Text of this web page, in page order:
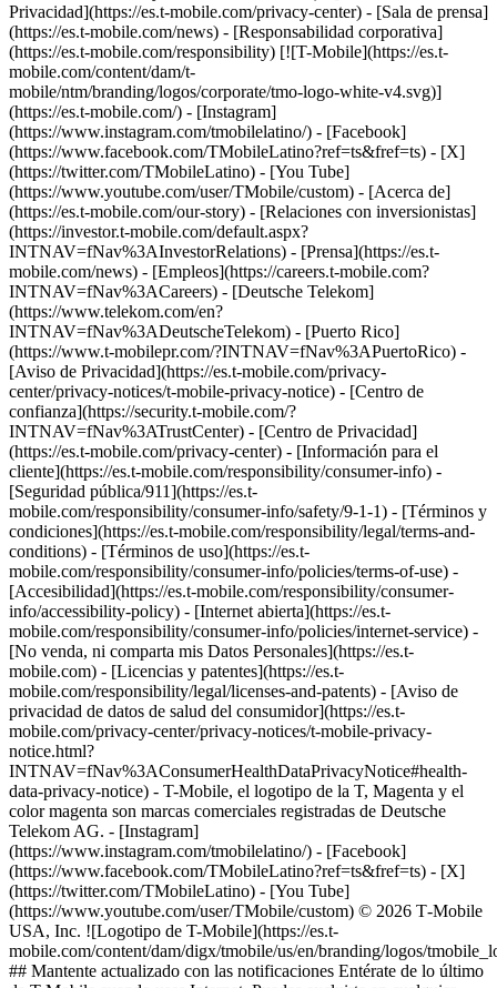
Privacidad](https://es.t-mobile.com/privacy-center) - [Sala de prensa]
(https://es.t-mobile.com/news) - [Responsabilidad corporativa]
(https://es.t-mobile.com/responsibility) [![T-Mobile](https://es.t-
mobile.com/content/dam/t-
mobile/ntm/branding/logos/corporate/tmo-logo-white-v4.svg)]
(https://es.t-mobile.com/) - [Instagram]
(https://www.instagram.com/tmobilelatino/) - [Facebook]
(https://www.facebook.com/TMobileLatino?ref=ts&fref=ts) - [X]
(https://twitter.com/TMobileLatino) - [You Tube]
(https://www.youtube.com/user/TMobile/custom) - [Acerca de]
(https://es.t-mobile.com/our-story) - [Relaciones con inversionistas]
(https://investor.t-mobile.com/default.aspx?
INTNAV=fNav%3AInvestorRelations) - [Prensa](https://es.t-
mobile.com/news) - [Empleos](https://careers.t-mobile.com?
INTNAV=fNav%3ACareers) - [Deutsche Telekom]
(https://www.telekom.com/en?
INTNAV=fNav%3ADeutscheTelekom) - [Puerto Rico]
(https://www.t-mobilepr.com/?INTNAV=fNav%3APuertoRico) -
[Aviso de Privacidad](https://es.t-mobile.com/privacy-
center/privacy-notices/t-mobile-privacy-notice) - [Centro de
confianza](https://security.t-mobile.com/?
INTNAV=fNav%3ATrustCenter) - [Centro de Privacidad]
(https://es.t-mobile.com/privacy-center) - [Información para el
cliente](https://es.t-mobile.com/responsibility/consumer-info) -
[Seguridad pública/911](https://es.t-
mobile.com/responsibility/consumer-info/safety/9-1-1) - [Términos y
condiciones](https://es.t-mobile.com/responsibility/legal/terms-and-
conditions) - [Términos de uso](https://es.t-
mobile.com/responsibility/consumer-info/policies/terms-of-use) -
[Accesibilidad](https://es.t-mobile.com/responsibility/consumer-
info/accessibility-policy) - [Internet abierta](https://es.t-
mobile.com/responsibility/consumer-info/policies/internet-service) -
[No venda, ni comparta mis Datos Personales](https://es.t-
mobile.com) - [Licencias y patentes](https://es.t-
mobile.com/responsibility/legal/licenses-and-patents) - [Aviso de
privacidad de datos de salud del consumidor](https://es.t-
mobile.com/privacy-center/privacy-notices/t-mobile-privacy-
notice.html?
INTNAV=fNav%3AConsumerHealthDataPrivacyNotice#health-
data-privacy-notice) - T-Mobile, el logotipo de la T, Magenta y el
color magenta son marcas comerciales registradas de Deutsche
Telekom AG. - [Instagram]
(https://www.instagram.com/tmobilelatino/) - [Facebook]
(https://www.facebook.com/TMobileLatino?ref=ts&fref=ts) - [X]
(https://twitter.com/TMobileLatino) - [You Tube]
(https://www.youtube.com/user/TMobile/custom) © 2026 T‑Mobile
USA, Inc. ![Logotipo de T-Mobile](https://es.t-
mobile.com/content/dam/digx/tmobile/us/en/branding/logos/
## Mantente actualizado con las notificaciones Entérate de lo último